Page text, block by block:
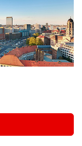
für Berlin